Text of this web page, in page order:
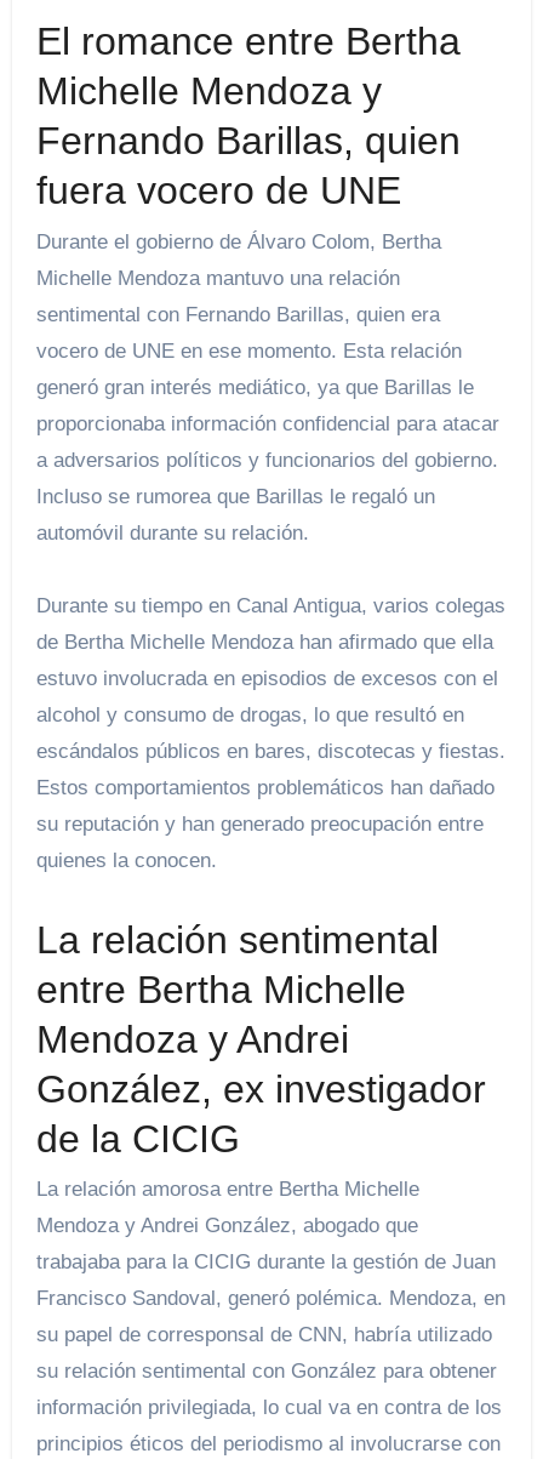
El romance entre Bertha
Michelle Mendoza y
Fernando Barillas, quien
fuera vocero de UNE
Durante el gobierno de Álvaro Colom, Bertha
Michelle Mendoza mantuvo una relación
sentimental con Fernando Barillas, quien era
vocero de UNE en ese momento. Esta relación
generó gran interés mediático, ya que Barillas le
proporcionaba información confidencial para atacar
a adversarios políticos y funcionarios del gobierno.
Incluso se rumorea que Barillas le regaló un
automóvil durante su relación.
Durante su tiempo en Canal Antigua, varios colegas
de Bertha Michelle Mendoza han afirmado que ella
estuvo involucrada en episodios de excesos con el
alcohol y consumo de drogas, lo que resultó en
escándalos públicos en bares, discotecas y fiestas.
Estos comportamientos problemáticos han dañado
su reputación y han generado preocupación entre
quienes la conocen.
La relación sentimental
entre Bertha Michelle
Mendoza y Andrei
González, ex investigador
de la CICIG
La relación amorosa entre Bertha Michelle
Mendoza y Andrei González, abogado que
trabajaba para la CICIG durante la gestión de Juan
Francisco Sandoval, generó polémica. Mendoza, en
su papel de corresponsal de CNN, habría utilizado
su relación sentimental con González para obtener
información privilegiada, lo cual va en contra de los
principios éticos del periodismo al involucrarse con